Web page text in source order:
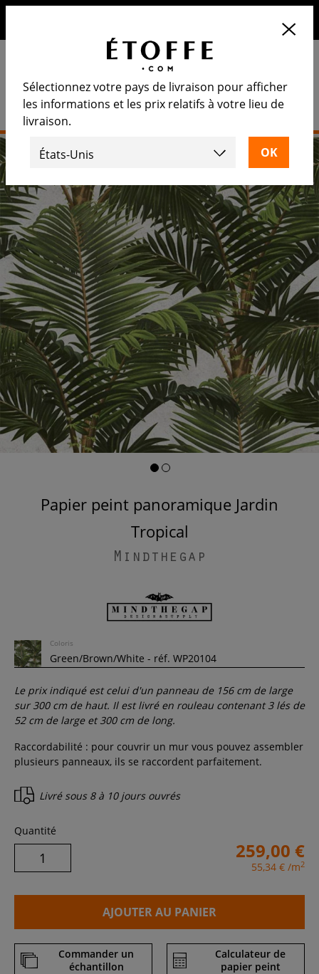
Papier peint panoramique Jardin
Tropical
Mindthegap
Coloris
Le prix indiqué est celui d'un panneau de 156cm de large
sur 300cm de haut. Il est livré en rouleau contenant3lés de
52 cm de large et300cm de long.
Raccordabilité : pour couvrir un mur vous pouvez assembler
plusieurs panneaux, ils se raccordent parfaitement.
Livré sous 8 à 10 jours ouvrés
Quantité
259,00 €
55,34 € /m2
AJOUTER AU PANIER
Commander un
échantillon
Calculateur de
papier peint
Sélectionnez votre pays de livraison pour afficher
les informations et les prix relatifs à votre lieu de
livraison.